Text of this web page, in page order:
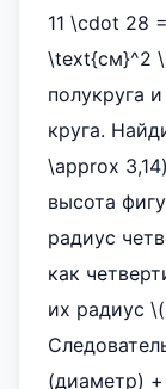
11 \cdot 28
\text{см}^2
полукруга
круга.
\approx
высота
радиус
как
их радиус
(диаметр)